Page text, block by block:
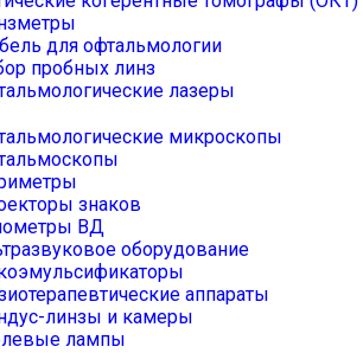
для офтальмологии
пробных линз
лазеры
микроскопы
знаков
ВД
оборудование
аппараты
линзы и камеры
лампы